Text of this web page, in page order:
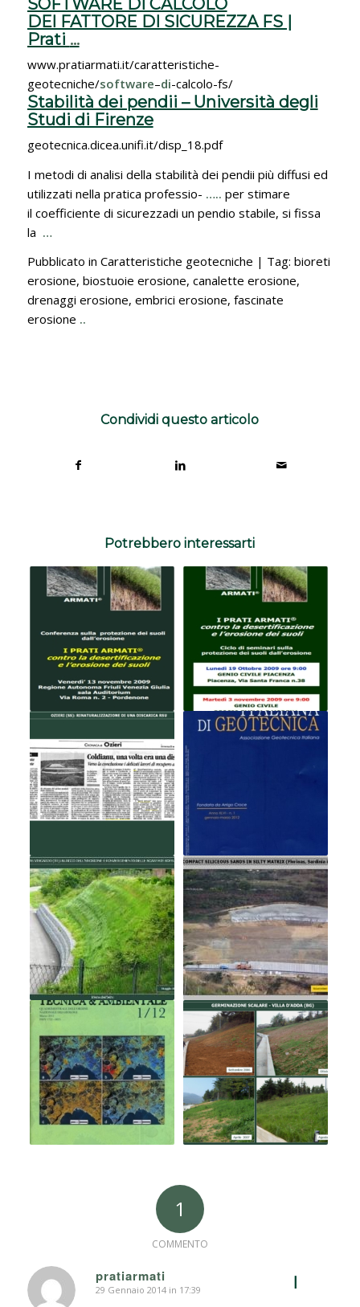
SOFTWARE DI CALCOLO
DEl FATTORE DI SICUREZZA FS |
Prati …
www.pratiarmati.it/caratteristiche-
geotecniche/software–di-calcolo-fs/
Stabilità dei pendii – Università degli
Studi di Firenze
geotecnica.dicea.unifi.it/disp_18.pdf
I metodi di analisi della stabilità dei pendii più diffusi ed
utilizzati nella pratica professio- ….. per stimare
il coefficiente di sicurezzadi un pendio stabile, si fissa
la …
Pubblicato in Caratteristiche geotecniche | Tag: bioreti
erosione, biostuoie erosione, canalette erosione,
drenaggi erosione, embrici erosione, fascinate
erosione ..
Condividi questo articolo
Potrebbero interessarti
1
COMMENTO
pratiarmati
dice:
29 Gennaio 2014 in 17:39 I